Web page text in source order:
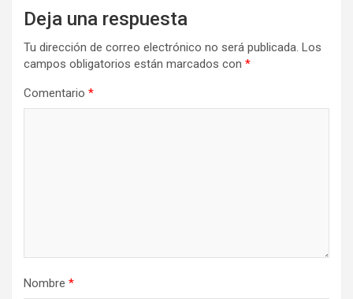
Deja una respuesta
Tu dirección de correo electrónico no será publicada. Los
campos obligatorios están marcados con *
Comentario *
Nombre *